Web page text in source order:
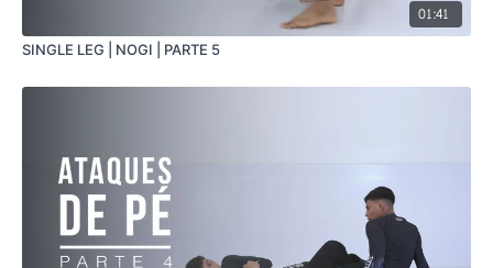
01:41
SINGLE LEG | NOGI | PARTE 5